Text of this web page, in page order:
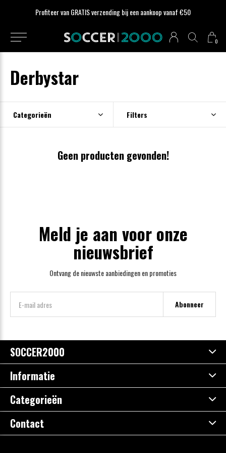
0
Profiteer van GRATIS verzending bij een aankoop vanaf €50
Derbystar
Categorieën Filters
Geen producten gevonden!
Meld je aan voor onze
nieuwsbrief
Ontvang de nieuwste aanbiedingen en promoties
Abonneer
SOCCER2000
Informatie
Categorieën
Contact